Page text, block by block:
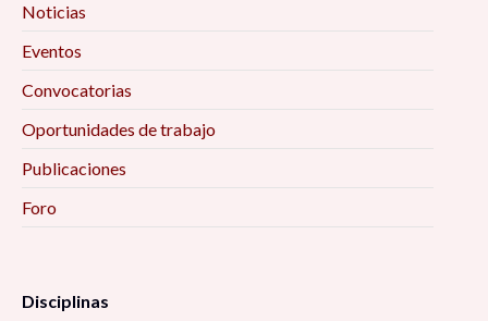
Noticias
Eventos
Convocatorias
Oportunidades de trabajo
Publicaciones
Foro
Disciplinas